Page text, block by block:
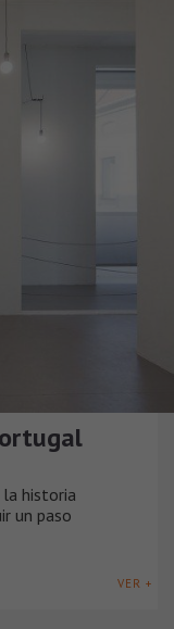
historia
un paso
VER +